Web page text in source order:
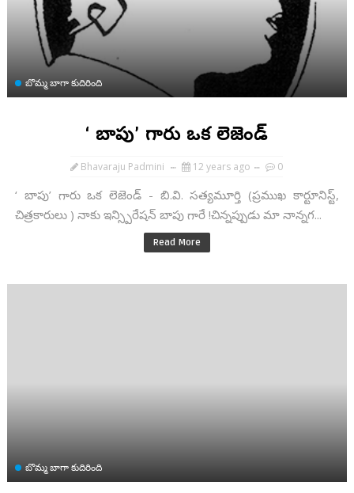
బొమ్మ బాగా కుదిరింది
‘ బాపు’ గారు ఒక లెజెండ్
Bhavaraju Padmini 12 years ago 0
‘ బాపు’ గారు ఒక లెజెండ్ - బి.వి. సత్యమూర్తి (ప్రముఖ కార్టూనిస్ట్,
చిత్రకారులు ) నాకు ఇన్స్పిరేషన్ బాపు గారే !చిన్నప్పుడు మా నాన్నగ...
Read More
బొమ్మ బాగా కుదిరింది